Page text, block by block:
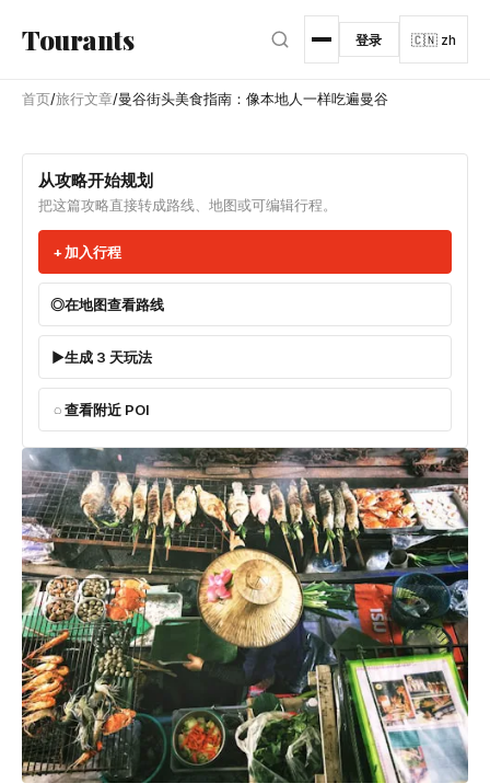
Tourants 登录 🇨🇳 zh
首页/旅行文章/曼谷街头美食指南：像本地人一样吃遍曼谷
从攻略开始规划
把这篇攻略直接转成路线、地图或可编辑行程。
加入行程
在地图查看路线
生成 3 天玩法
查看附近 POI